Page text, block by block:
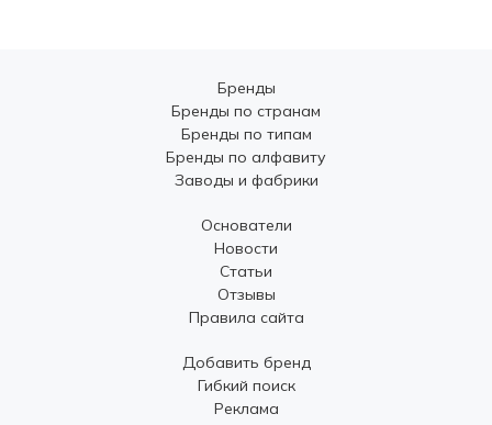
Бренды
Бренды по странам
Бренды по типам
Бренды по алфавиту
Заводы и фабрики
Основатели
Новости
Статьи
Отзывы
Правила сайта
Добавить бренд
Гибкий поиск
Реклама